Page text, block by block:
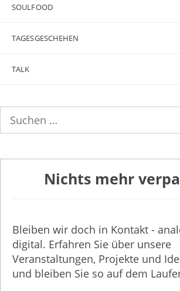
SOULFOOD
TAGESGESCHEHEN
TALK
nach:
Nichts mehr
Bleiben wir doch in Kontakt -
digital. Erfahren Sie über unsere
Veranstaltungen, Projekte und
und bleiben Sie so auf dem